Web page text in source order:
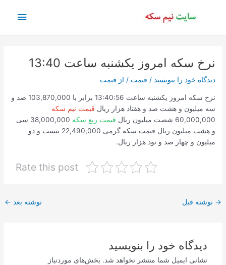
اصلی
نرخ سکه امروز یکشنبه ساعت 13:40
دیدگاه‌ خود را بنویسید / قیمت / از قیمت
نرخ سکه امروز یکشنبه ساعت 13:40:56 برابر با 103,870,000 صد و
سه میلیون و هشت صد و هفتاد هزار ریال قیمت نیم سکه
60,000,000 شصت میلیون ریال
قیمت ربع سکه
38,000,000 سی
و هشت میلیون ریال قیمت سکه گرمی 22,490,000 بیست و دو
میلیون و چهار صد و نود هزار ریال.
Rate this post
پیمایش
→ نوشته قبل نوشته بعد ←
دیدگاه‌ خود را بنویسید
نشانی ایمیل شما منتشر نخواهد شد. بخش‌های موردنیاز